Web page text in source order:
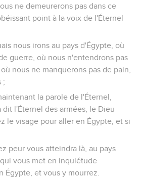
ne demeurerons pas dans ce
point à la voix de l'Éternel
nous irons au pays d'Égypte, où
guerre, où nous n'entendrons pas
nous ne manquerons pas de pain,
;
la parole de l'Éternel,
dit l'Éternel des armées, le Dieu
le visage pour aller en Égypte, et si
peur vous atteindra là, au pays
vous met en inquiétude
Égypte, et vous y mourrez.